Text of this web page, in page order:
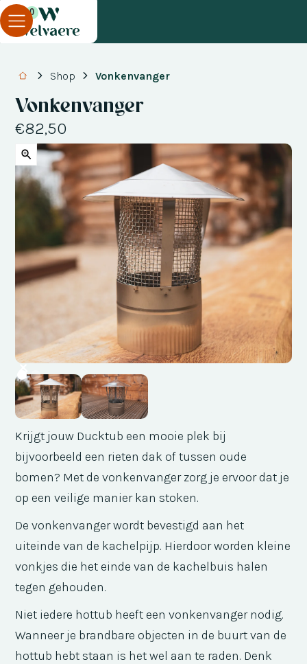
0
Shop Vonkenvanger
Vonkenvanger
€82,50
Krijgt jouw Ducktub een mooie plek bij
bijvoorbeeld een rieten dak of tussen oude
bomen? Met de vonkenvanger zorg je ervoor dat je
op een veilige manier kan stoken.
De vonkenvanger wordt bevestigd aan het
uiteinde van de kachelpijp. Hierdoor worden kleine
vonkjes die het einde van de kachelbuis halen
tegen gehouden.
Niet iedere hottub heeft een vonkenvanger nodig.
Wanneer je brandbare objecten in de buurt van de
hottub hebt staan is het wel aan te raden. Denk